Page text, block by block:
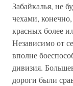
Забайкалья, не
чехами,
красных более
Независимо от
вполне
дивизия.
дороги были